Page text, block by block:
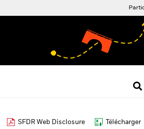
SFDR Web Disclosure Télécharger